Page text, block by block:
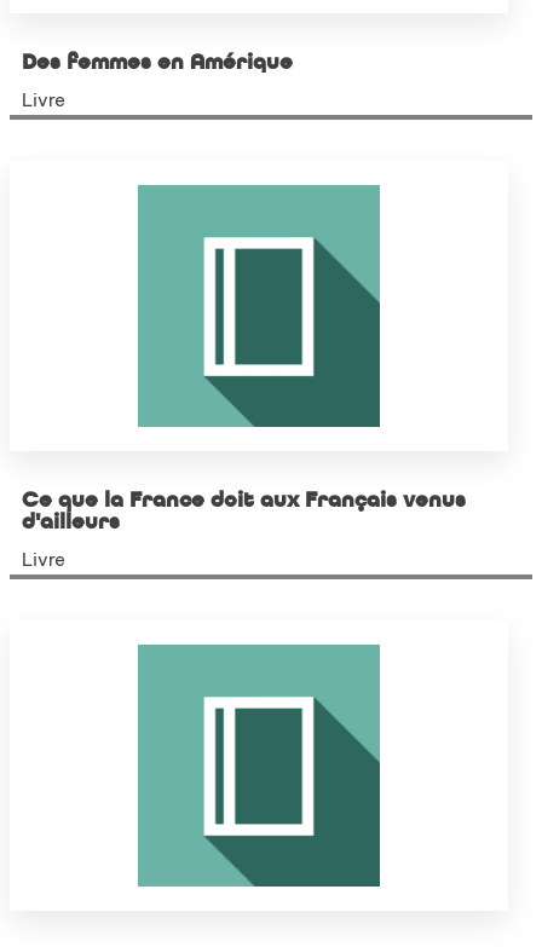
Des femmes en Amérique
Livre
Ce que la France doit aux Français venus
d'ailleurs
Livre